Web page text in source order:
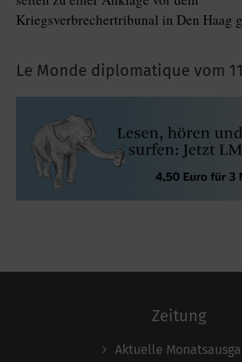
Kriegsverbrechertribunal in Den Haag
Le Monde diplomatique vom
Zeitung
Aktuelle